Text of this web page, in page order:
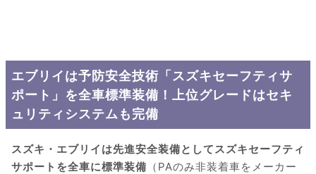
エブリイは予防安全技術「スズキセーフティサ
ポート」を全車標準装備！上位グレードはセキ
ュリティシステムも完備
スズキ・エブリイは先進安全装備としてスズキセーフティ
サポートを全車に標準装備 （PAのみ非装着車をメーカー